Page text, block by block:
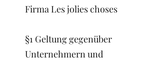
Firma Les jolies choses
§1 Geltung gegenüber
Unternehmern und